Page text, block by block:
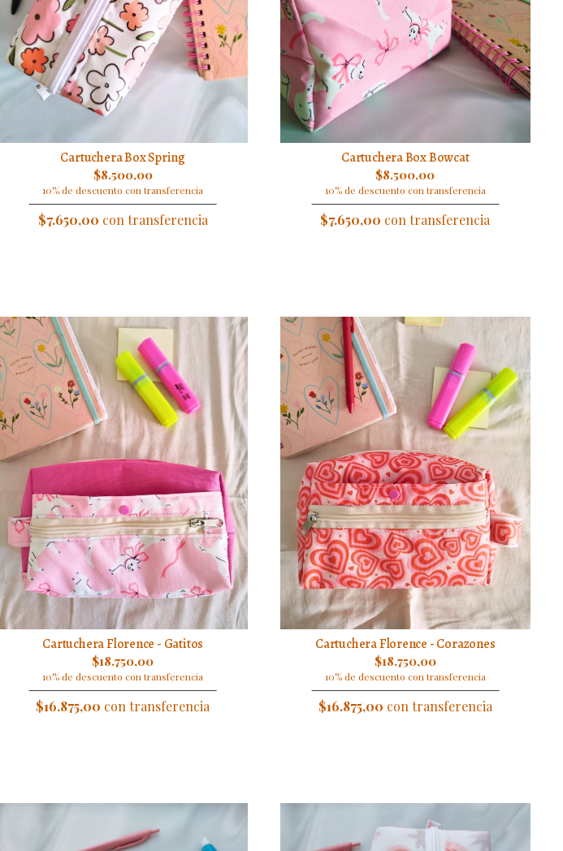
Cartuchera Box Spring
$8.500,00
10% de descuento con transferencia
$7.650,00 con transferencia
Cartuchera Box Bowcat
$8.500,00
10% de descuento con transferencia
$7.650,00 con transferencia
Cartuchera Florence - Gatitos
$18.750,00
10% de descuento con transferencia
$16.875,00 con transferencia
Cartuchera Florence - Corazones
$18.750,00
10% de descuento con transferencia
$16.875,00 con transferencia